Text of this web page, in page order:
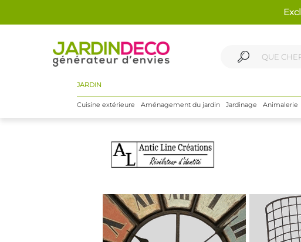
JARDIN
Cuisine extérieure Aménagement du jardin Jardinage Animalerie